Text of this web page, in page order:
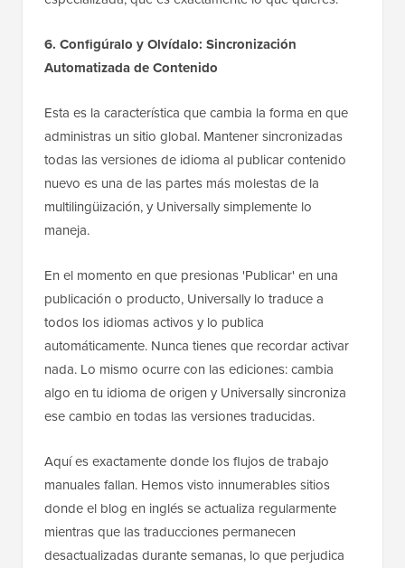
6. Configúralo y Olvídalo: Sincronización
Automatizada de Contenido
Esta es la característica que cambia la forma en que
administras un sitio global. Mantener sincronizadas
todas las versiones de idioma al publicar contenido
nuevo es una de las partes más molestas de la
multilingüización, y Universally simplemente lo
maneja.
En el momento en que presionas 'Publicar' en una
publicación o producto, Universally lo traduce a
todos los idiomas activos y lo publica
automáticamente. Nunca tienes que recordar activar
nada. Lo mismo ocurre con las ediciones: cambia
algo en tu idioma de origen y Universally sincroniza
ese cambio en todas las versiones traducidas.
Aquí es exactamente donde los flujos de trabajo
manuales fallan. Hemos visto innumerables sitios
donde el blog en inglés se actualiza regularmente
mientras que las traducciones permanecen
desactualizadas durante semanas, lo que perjudica